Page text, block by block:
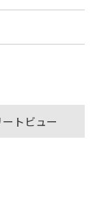
トビュー